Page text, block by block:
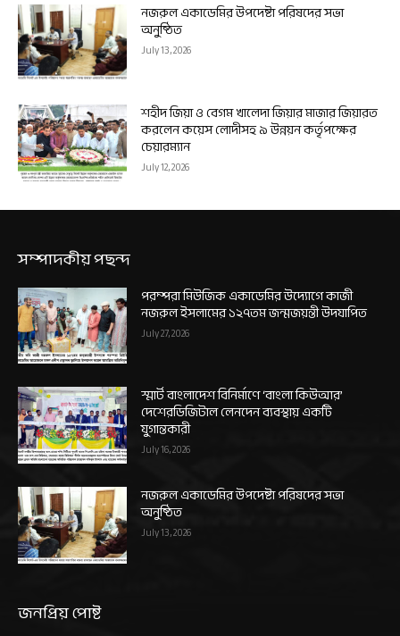
নজরুল একাডেমির উপদেষ্টা পরিষদের সভা
অনুষ্ঠিত
July 13, 2026
শহীদ জিয়া ও বেগম খালেদা জিয়ার মাজার জিয়ারত
করলেন কয়েস লোদীসহ ৯ উন্নয়ন কর্তৃপক্ষের
চেয়ারম্যান
July 12, 2026
সম্পাদকীয় পছন্দ
পরম্পরা মিউজিক একাডেমির উদ্যোগে কাজী
নজরুল ইসলামের ১২৭তম জন্মজয়ন্তী উদযাপিত
July 27, 2026
স্মার্ট বাংলাদেশ বিনির্মাণে ‘বাংলা কিউআর’
দেশেরডিজিটাল লেনদেন ব্যবস্থায় একটি
যুগান্তকারী
July 16, 2026
নজরুল একাডেমির উপদেষ্টা পরিষদের সভা
অনুষ্ঠিত
July 13, 2026
জনপ্রিয় পোষ্ট